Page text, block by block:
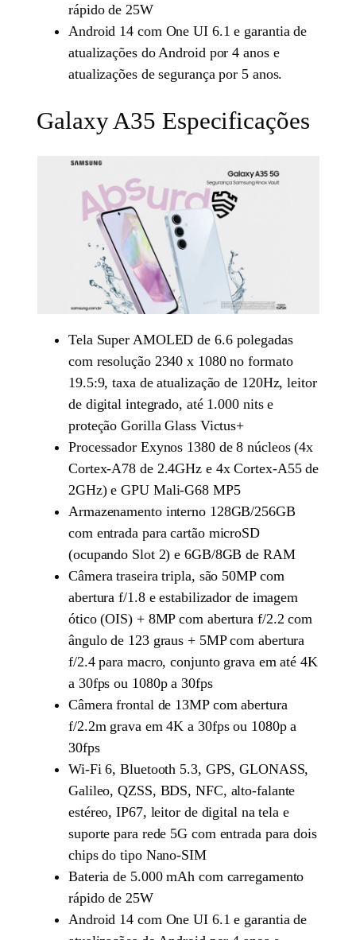
rápido de 25W
Android 14 com One UI 6.1 e garantia de
atualizações do Android por 4 anos e
atualizações de segurança por 5 anos.
Galaxy A35 Especificações
Tela Super AMOLED de 6.6 polegadas
com resolução 2340 x 1080 no formato
19.5:9, taxa de atualização de 120Hz, leitor
de digital integrado, até 1.000 nits e
proteção Gorilla Glass Victus+
Processador Exynos 1380 de 8 núcleos (4x
Cortex-A78 de 2.4GHz e 4x Cortex-A55 de
2GHz) e GPU Mali-G68 MP5
Armazenamento interno 128GB/256GB
com entrada para cartão microSD
(ocupando Slot 2) e 6GB/8GB de RAM
Câmera traseira tripla, são 50MP com
abertura f/1.8 e estabilizador de imagem
ótico (OIS) + 8MP com abertura f/2.2 com
ângulo de 123 graus + 5MP com abertura
f/2.4 para macro, conjunto grava em até 4K
a 30fps ou 1080p a 30fps
Câmera frontal de 13MP com abertura
f/2.2m grava em 4K a 30fps ou 1080p a
30fps
Wi-Fi 6, Bluetooth 5.3, GPS, GLONASS,
Galileo, QZSS, BDS, NFC, alto-falante
estéreo, IP67, leitor de digital na tela e
suporte para rede 5G com entrada para dois
chips do tipo Nano-SIM
Bateria de 5.000 mAh com carregamento
rápido de 25W
Android 14 com One UI 6.1 e garantia de